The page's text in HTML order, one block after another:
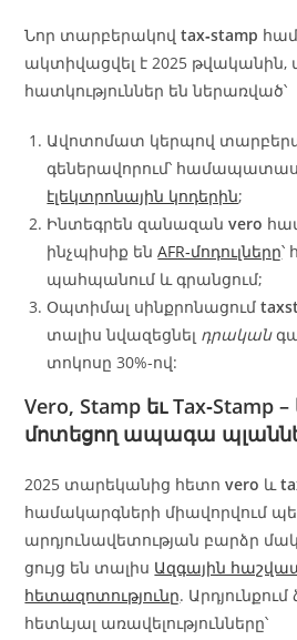
Նոր տարբերակովtax‑stamp
ակտիվացվել է 2025 թվականին,
հատկություններ են ներառված՝
Ավոտոմատ կերպով
գեներավորում՝
էլեկտրոնային կոդերին;
Ինտեգրեն զանազանvero
ինչպիսիք ենAFR‑մոդուլները՝
պահպանում և գրանցում;
Օպտիմալ սինքրոնացում
տալիս նվազեցնել դրական
տոկոսը 30%-ով:
Vero, Stamp եւ
մոտեցող ապագա
2025 տարեկանից հետոvero և
համակարգների միավորվում
արդյունավետության բարձր
ցույց են տալիս Ազգային
հետազոտությունը.
հետևյալ առավելությունները՝